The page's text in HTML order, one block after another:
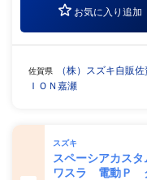
お気に入り追加
佐賀県
（株）スズキ自販
ＩＯＮ嘉瀬
スズキ
スペーシアカス
ワスラ 電動Ｐ